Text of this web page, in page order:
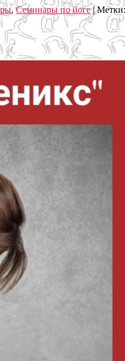
,Семинары по йоге |Метки: